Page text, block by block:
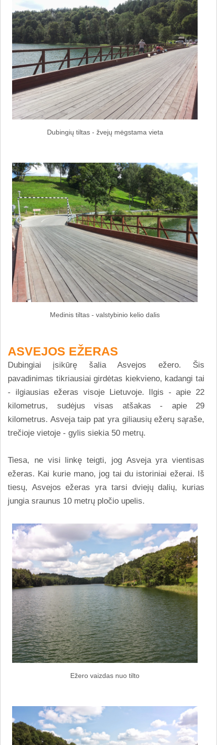
Dubingių tiltas - žvejų mėgstama vieta
Medinis tiltas - valstybinio kelio dalis
ASVEJOS EŽERAS
Dubingiai įsikūrę šalia Asvejos ežero. Šis
pavadinimas tikriausiai girdėtas kiekvieno, kadangi tai
- ilgiausias ežeras visoje Lietuvoje. Ilgis - apie 22
kilometrus, sudėjus visas atšakas - apie 29
kilometrus. Asveja taip pat yra giliausių ežerų sąraše,
trečioje vietoje - gylis siekia 50 metrų.
Tiesa, ne visi linkę teigti, jog Asveja yra vientisas
ežeras. Kai kurie mano, jog tai du istoriniai ežerai. Iš
tiesų, Asvejos ežeras yra tarsi dviejų dalių, kurias
jungia sraunus 10 metrų pločio upelis.
Ežero vaizdas nuo tilto